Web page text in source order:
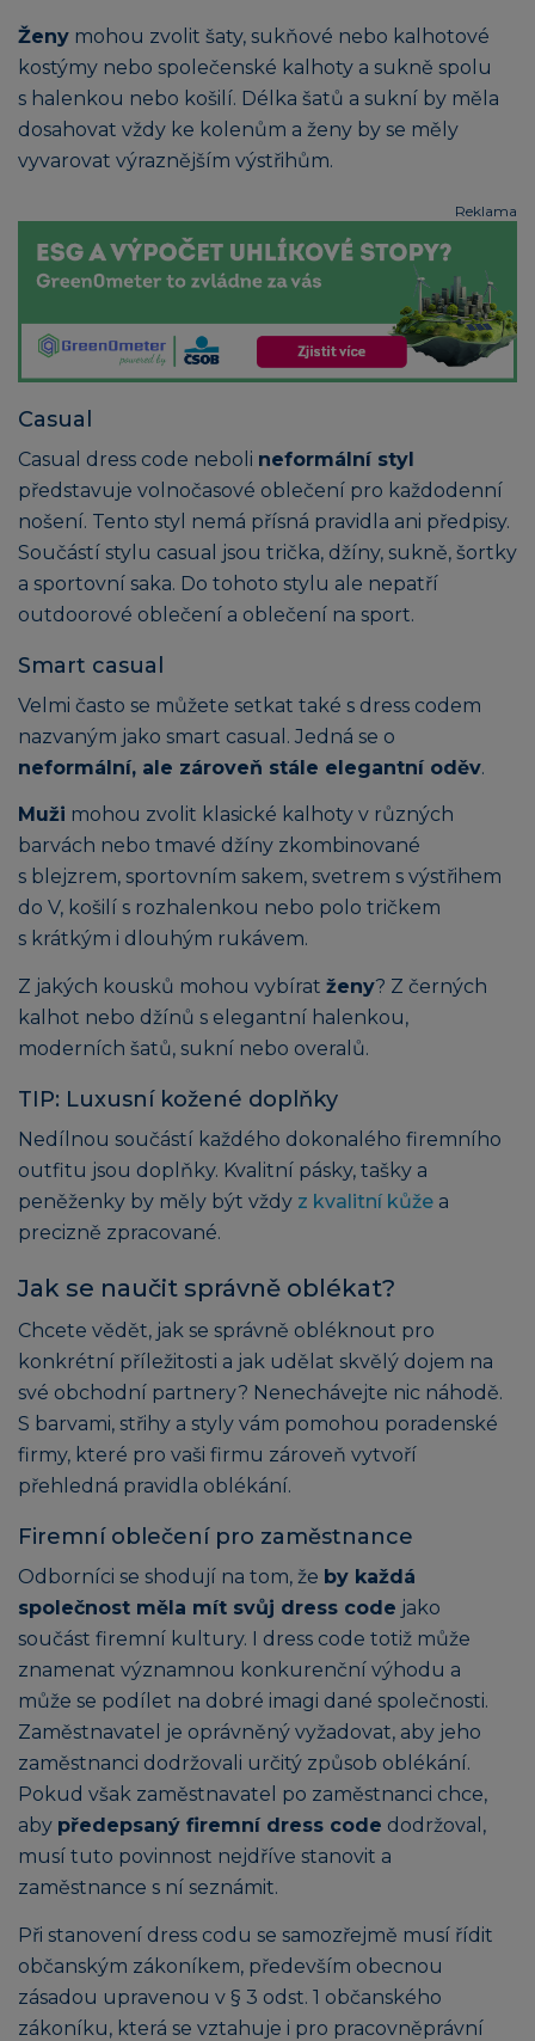
Ženy mohou zvolit šaty, sukňové nebo kalhotové
kostýmy nebo společenské kalhoty a sukně spolu
s halenkou nebo košilí. Délka šatů a sukní by měla
dosahovat vždy ke kolenům a ženy by se měly
vyvarovat výraznějším výstřihům.
Reklama
Casual
Casual dress code neboli neformální styl
představuje volnočasové oblečení pro každodenní
nošení. Tento styl nemá přísná pravidla ani předpisy.
Součástí stylu casual jsou trička, džíny, sukně, šortky
a sportovní saka. Do tohoto stylu ale nepatří
outdoorové oblečení a oblečení na sport.
Smart casual
Velmi často se můžete setkat také s dress codem
nazvaným jako smart casual. Jedná se o
neformální, ale zároveň stále elegantní oděv.
Muži mohou zvolit klasické kalhoty v různých
barvách nebo tmavé džíny zkombinované
s blejzrem, sportovním sakem, svetrem s výstřihem
do V, košilí s rozhalenkou nebo polo tričkem
s krátkým i dlouhým rukávem.
Z jakých kousků mohou vybírat ženy? Z černých
kalhot nebo džínů s elegantní halenkou,
moderních šatů, sukní nebo overalů.
TIP: Luxusní kožené doplňky
Nedílnou součástí každého dokonalého firemního
outfitu jsou doplňky. Kvalitní pásky, tašky a
peněženky by měly být vždy z kvalitní kůže a
precizně zpracované.
Jak se naučit správně oblékat?
Chcete vědět, jak se správně obléknout pro
konkrétní příležitosti a jak udělat skvělý dojem na
své obchodní partnery? Nenechávejte nic náhodě.
S barvami, střihy a styly vám pomohou poradenské
firmy, které pro vaši firmu zároveň vytvoří
přehledná pravidla oblékání.
Firemní oblečení pro zaměstnance
Odborníci se shodují na tom, že by každá
společnost měla mít svůj dress code jako
součást firemní kultury. I dress code totiž může
znamenat významnou konkurenční výhodu a
může se podílet na dobré imagi dané společnosti.
Zaměstnavatel je oprávněný vyžadovat, aby jeho
zaměstnanci dodržovali určitý způsob oblékání.
Pokud však zaměstnavatel po zaměstnanci chce,
aby předepsaný firemní dress code dodržoval,
musí tuto povinnost nejdříve stanovit a
zaměstnance s ní seznámit.
Při stanovení dress codu se samozřejmě musí řídit
občanským zákoníkem, především obecnou
zásadou upravenou v § 3 odst. 1 občanského
zákoníku, která se vztahuje i pro pracovněprávní